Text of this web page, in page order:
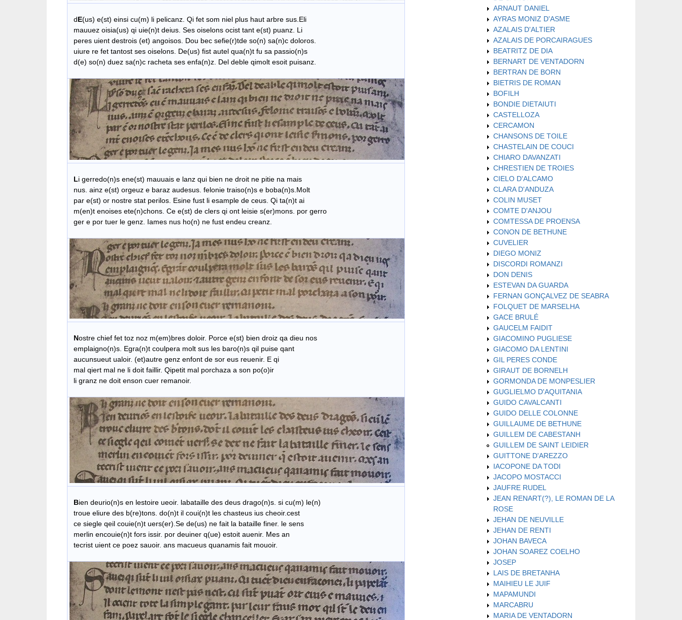
dE(us) e(st) einsi cu(m) li pelicanz. Qi fet som niel plus haut arbre sus.Eli
mauuez oisia(us) qi uie(n)t deius. Ses oiselons ocist tant e(st) puanz. Li
peres uient destrois (et) angoisos. Dou bec sefie(r)tde so(n) sa(n)c doloros.
uiure re fet tantost ses oiselons. De(us) fist autel qua(n)t fu sa passio(n)s
d(e) so(n) duez sa(n)c racheta ses enfa(n)z. Del deble qimolt esoit puisanz.
Li gerredo(n)s ene(st) mauuais e lanz qui bien ne droit ne pitie na mais
nus. ainz e(st) orgeuz e baraz audesus. felonie traiso(n)s e boba(n)s.Molt
par e(st) or nostre stat perilos. Esine fust li esample de ceus. Qi ta(n)t ai
​ m(en)t enoises ete(n)chons. Ce e(st) de clers qi ont leisie s(er)mons. por gerro
​ ger e por tuer le genz. Iames nus ho(n) ne fust endeu creanz.
Nostre chief fet toz noz m(em)bres doloir. Porce e(st) bien droiz qa dieu nos
emplaigno(n)s. Egra(n)t coulpera molt sus les baro(n)s qil puise qant
aucunsueut ualoir. (et)autre genz enfont de sor eus reuenir. E qi
mal qiert mal ne li doit faillir. Qipetit mal porchaza a son po(o)ir
li granz ne doit enson cuer remanoir.
Bien deurio(n)s en lestoire ueoir. labataille des deus drago(n)s. si cu(m) le(n)
troue eliure des b(re)tons. do(n)t il coui(n)t les chasteus ius cheoir.cest
ce siegle qeil couie(n)t uers(er).Se de(us) ne fait la bataille finer. le sens
merlin encouie(n)t fors issir. por deuiner q(ue) estoit auenir. Mes an
tecrist uient ce poez sauoir. ans macueus quanamis fait mouoir.
ARNAUT DANIEL
AYRAS MONIZ D'ASME
AZALAIS D'ALTIER
AZALAIS DE PORCAIRAGUES
BEATRITZ DE DIA
BERNART DE VENTADORN
BERTRAN DE BORN
BIETRIS DE ROMAN
BOFILH
BONDIE DIETAIUTI
CASTELLOZA
CERCAMON
CHANSONS DE TOILE
CHASTELAIN DE COUCI
CHIARO DAVANZATI
CHRESTIEN DE TROIES
CIELO D'ALCAMO
CLARA D'ANDUZA
COLIN MUSET
COMTE D'ANJOU
COMTESSA DE PROENSA
CONON DE BETHUNE
CUVELIER
DIEGO MONIZ
DISCORDI ROMANZI
DON DENIS
ESTEVAN DA GUARDA
FERNAN GONÇALVEZ DE SEABRA
FOLQUET DE MARSELHA
GACE BRULÉ
GAUCELM FAIDIT
GIACOMINO PUGLIESE
GIACOMO DA LENTINI
GIL PERES CONDE
GIRAUT DE BORNELH
GORMONDA DE MONPESLIER
GUGLIELMO D'AQUITANIA
GUIDO CAVALCANTI
GUIDO DELLE COLONNE
GUILLAUME DE BETHUNE
GUILLEM DE CABESTANH
GUILLEM DE SAINT LEIDIER
GUITTONE D'AREZZO
IACOPONE DA TODI
JACOPO MOSTACCI
JAUFRE RUDEL
JEAN RENART(?), LE ROMAN DE LA
ROSE
JEHAN DE NEUVILLE
JEHAN DE RENTI
JOHAN BAVECA
JOHAN SOAREZ COELHO
JOSEP
LAIS DE BRETANHA
MAIHIEU LE JUIF
MAPAMUNDI
MARCABRU
MARIA DE VENTADORN